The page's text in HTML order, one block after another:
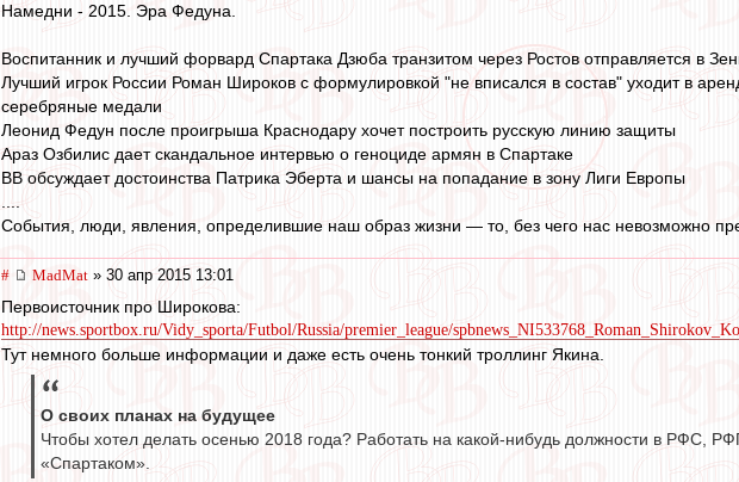
Намедни - 2015. Эра Федуна.
Воспитанник и лучший форвард Спартака Дзюба транзитом через Ростов отправляется в
Лучший игрок России Роман Широков с формулировкой "не вписался в состав" уходит в
серебряные медали
Леонид Федун после проигрыша Краснодару хочет построить русскую линию защиты
Араз Озбилис дает скандальное интервью о геноциде армян в Спартаке
ВВ обсуждает достоинства Патрика Эберта и шансы на попадание в зону Лиги Европы
....
События, люди, явления, определившие наш образ жизни — то, без чего нас невозможно
# MadMat » 30 апр 2015 13:01
Первоисточник про Широкова:
http://news.sportbox.ru/Vidy_sporta/Futbol/Russia/premier_league/
Тут немного больше информации и даже есть очень тонкий троллинг Якина.
О своих планах на будущее
Чтобы хотел делать осенью 2018 года? Работать на какой-нибудь должности в РФС,
«Спартаком».